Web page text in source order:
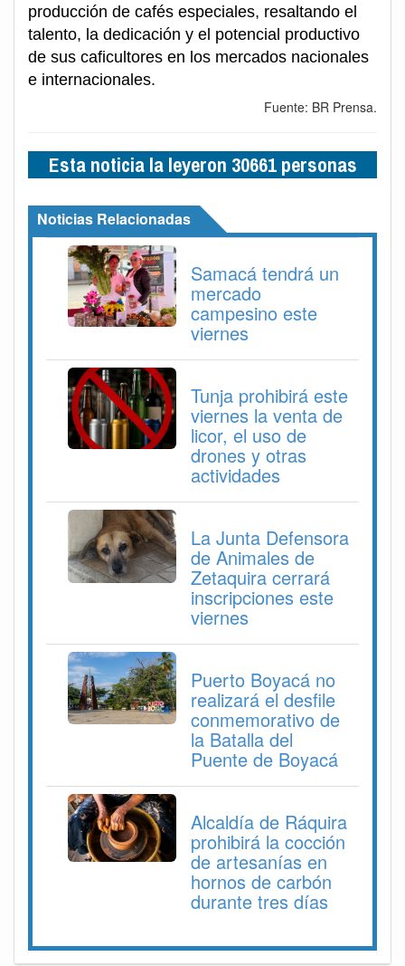
producción de cafés especiales, resaltando el
talento, la dedicación y el potencial productivo
de sus caficultores en los mercados nacionales
e internacionales.
Fuente: BR Prensa.
Esta noticia la leyeron 30661 personas
Noticias Relacionadas
Samacá tendrá un
mercado
campesino este
viernes
Tunja prohibirá este
viernes la venta de
licor, el uso de
drones y otras
actividades
La Junta Defensora
de Animales de
Zetaquira cerrará
inscripciones este
viernes
Puerto Boyacá no
realizará el desfile
conmemorativo de
la Batalla del
Puente de Boyacá
Alcaldía de Ráquira
prohibirá la cocción
de artesanías en
hornos de carbón
durante tres días